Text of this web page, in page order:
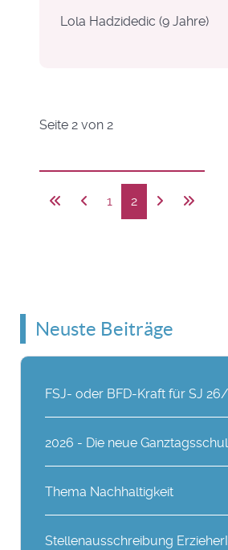
Lola Hadzidedic (9 Jahre)
Seite 2 von 2
1 2
Neuste Beiträge
FSJ- oder BFD-Kraft für SJ
2026 - Die neue
Thema Nachhaltigkeit
Stellenausschreibung